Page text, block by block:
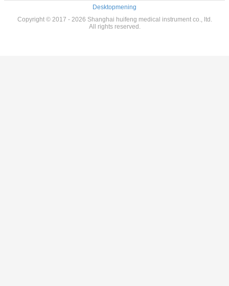
Desktopmening
Copyright © 2017 - 2026 Shanghai huifeng medical instrument co., ltd.
All rights reserved.